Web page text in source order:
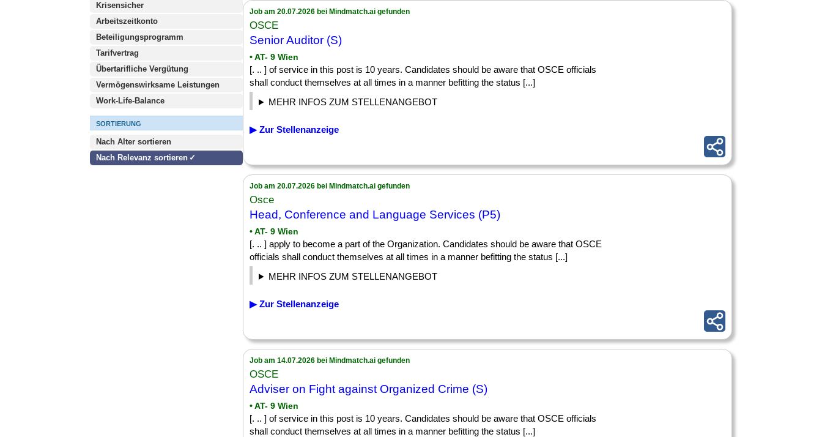
Krisensicher
Arbeitszeitkonto
Beteiligungsprogramm
Tarifvertrag
Übertarifliche Vergütung
Vermögenswirksame Leistungen
Work-Life-Balance
SORTIERUNG
Nach Alter sortieren
Nach Relevanz sortieren
Job am 20.07.2026 bei Mindmatch.ai gefunden
OSCE
Senior Auditor (S)
• AT- 9 Wien
[. .. ] of service in this post is 10 years. Candidates should be aware that OSCE officials
shall conduct themselves at all times in a manner befitting the status [...]
MEHR INFOS ZUM STELLENANGEBOT
▶ Zur Stellenanzeige
Job am 20.07.2026 bei Mindmatch.ai gefunden
Osce
Head, Conference and Language Services (P5)
• AT- 9 Wien
[. .. ] apply to become a part of the Organization. Candidates should be aware that OSCE
officials shall conduct themselves at all times in a manner befitting the status [...]
MEHR INFOS ZUM STELLENANGEBOT
▶ Zur Stellenanzeige
Job am 14.07.2026 bei Mindmatch.ai gefunden
OSCE
Adviser on Fight against Organized Crime (S)
• AT- 9 Wien
[. .. ] of service in this post is 10 years. Candidates should be aware that OSCE officials
shall conduct themselves at all times in a manner befitting the status [...]